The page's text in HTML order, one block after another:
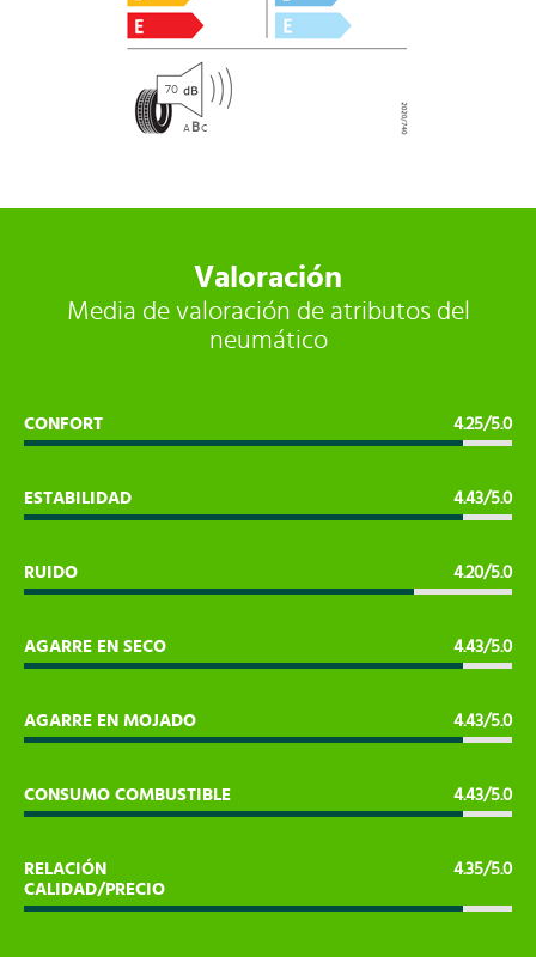
70
A BC
Valoración
Media de valoración de atributos del
neumático
CONFORT 4.25/5.0
ESTABILIDAD 4.43/5.0
RUIDO 4.20/5.0
AGARRE EN SECO 4.43/5.0
AGARRE EN MOJADO 4.43/5.0
CONSUMO COMBUSTIBLE 4.43/5.0
RELACIÓN
CALIDAD/PRECIO
4.35/5.0